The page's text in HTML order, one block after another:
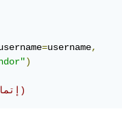
username=username,
)
# ... (إتمام عملية تسجيل البائع)